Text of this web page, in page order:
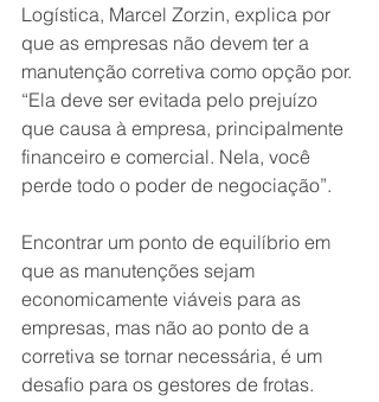
Logística, Marcel Zorzin, explica por
que as empresas não devem ter a
manutenção corretiva como opção por.
“Ela deve ser evitada pelo prejuízo
que causa à empresa, principalmente
financeiro e comercial. Nela, você
perde todo o poder de negociação”.
Encontrar um ponto de equilíbrio em
que as manutenções sejam
economicamente viáveis para as
empresas, mas não ao ponto de a
corretiva se tornar necessária, é um
desafio para os gestores de frotas.